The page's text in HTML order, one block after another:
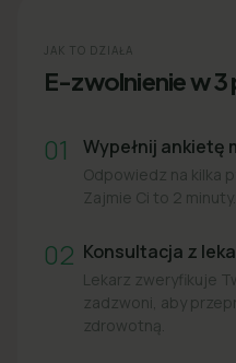
JAK TO DZIAŁA
E-zwolnienie w
01 Wypełnij ankietę
Odpowiedz na kilka
Zajmie Ci to 2 minuty.
02 Konsultacja z
Lekarz zweryfikuje
zadzwoni, aby
zdrowotną.